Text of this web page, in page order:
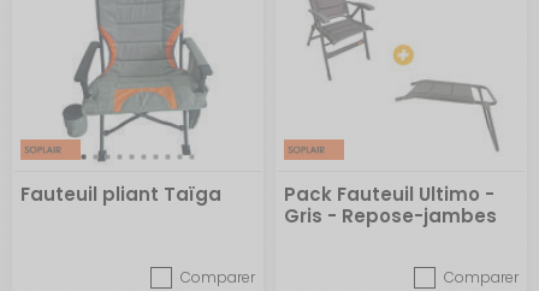
Fauteuil pliant Taïga
Comparer
Pack Fauteuil Ultimo -
Gris - Repose-jambes
Comparer